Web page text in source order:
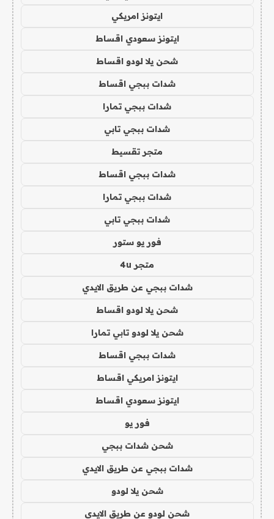
ايتونز امريكي
ايتونز سعودي اقساط
شحن يلا لودو اقساط
شدات ببجي اقساط
شدات ببجي تمارا
شدات ببجي تابي
متجر تقسيط
شدات ببجي اقساط
شدات ببجي تمارا
شدات ببجي تابي
فور يو ستور
متجر 4u
شدات ببجي عن طريق الايدي
شحن يلا لودو اقساط
شحن يلا لودو تابي تمارا
شدات ببجي اقساط
ايتونز امريكي اقساط
ايتونز سعودي اقساط
فور يو
شحن شدات ببجي
شدات ببجي عن طريق الايدي
شحن يلا لودو
شحن لودو عن طريق الايدي